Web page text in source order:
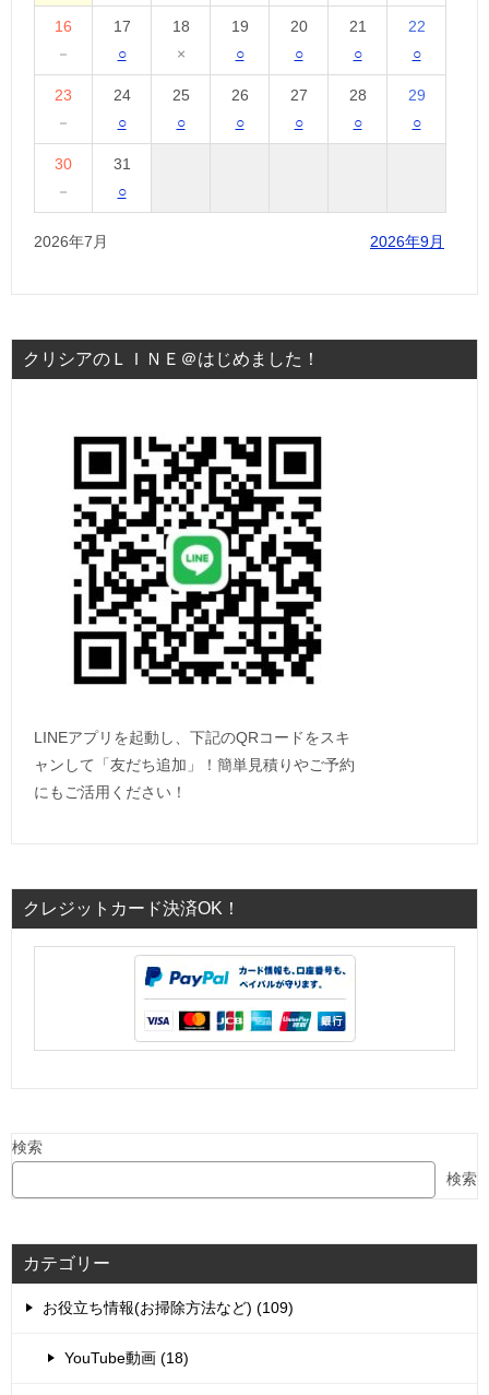
16
－
17
○
18
×
19
○
20
○
21
○
22
○
23
－
24
○
25
○
26
○
27
○
28
○
29
○
30
－
31
○
2026年7月 2026年9月
クリシアのＬＩＮＥ＠はじめました！
LINEアプリを起動し、下記のQRコードをスキ
ャンして「友だち追加」！簡単見積りやご予約
にもご活用ください！
クレジットカード決済OK！
検索
検索
カテゴリー
お役立ち情報(お掃除方法など) (109)
YouTube動画 (18)